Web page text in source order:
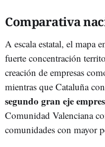
Comparativa
A escala estatal, el mapa
fuerte concentración
creación de empresas
mientras que Cataluña
segundo gran eje
Comunidad Valenciana
comunidades con mayor